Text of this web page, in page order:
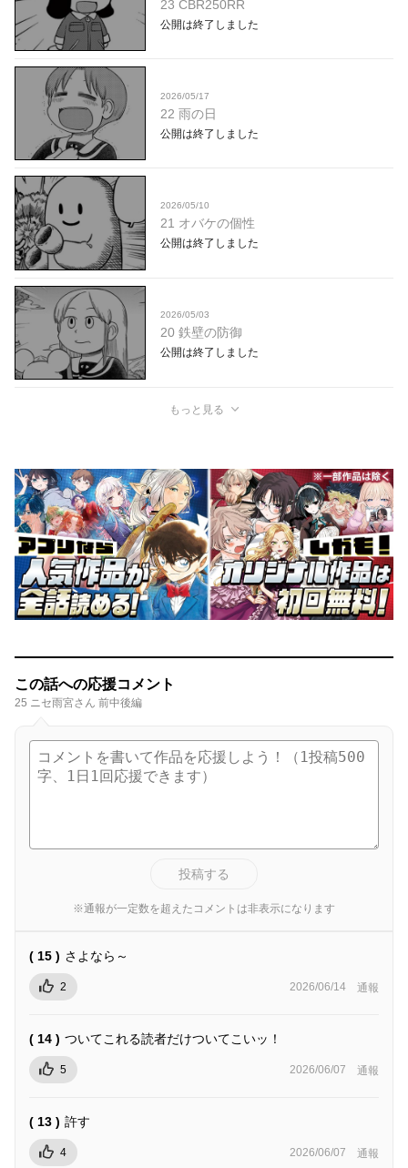
23 CBR250RR
公開は終了しました
2026/05/17
22 雨の日
公開は終了しました
2026/05/10
21 オバケの個性
公開は終了しました
2026/05/03
20 鉄壁の防御
公開は終了しました
もっと見る
この話への応援コメント
25 ニセ雨宮さん 前中後編
投稿する
※通報が一定数を超えたコメントは非表示になります
( 15 ) さよなら～
2 2026/06/14 通報
( 14 ) ついてこれる読者だけついてこいッ！
5 2026/06/07 通報
( 13 ) 許す
4 2026/06/07 通報